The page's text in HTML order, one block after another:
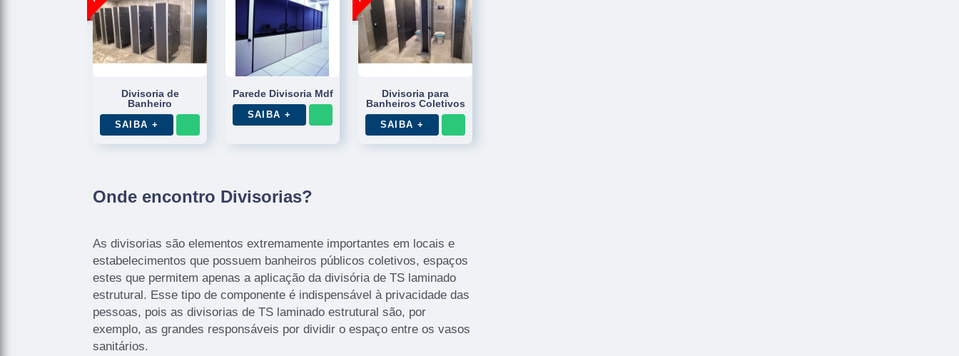
Divisoria de
Banheiro
SAIBA +
Parede Divisoria Mdf
SAIBA +
Divisoria para
Banheiros Coletivos
SAIBA +
Onde encontro Divisorias?
As divisorias são elementos extremamente importantes em locais e
estabelecimentos que possuem banheiros públicos coletivos, espaços
estes que permitem apenas a aplicação da divisória de TS laminado
estrutural. Esse tipo de componente é indispensável à privacidade das
pessoas, pois as divisorias de TS laminado estrutural são, por
exemplo, as grandes responsáveis por dividir o espaço entre os vasos
sanitários.